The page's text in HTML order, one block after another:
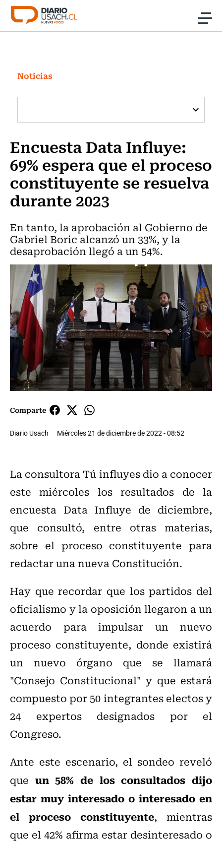
Click acá para ir directamente al contenido
Investigación
Cultura
Programas Radio y TV Usach
Noticias
Encuesta Data Influye:
69% espera que el proceso
constituyente se resuelva
durante 2023
En tanto, la aprobación al Gobierno de
Gabriel Boric alcanzó un 33%, y la
desaprobación llegó a un 54%.
Comparte
Diario Usach Miércoles 21 de diciembre de 2022 - 08:52
La consultora Tú influyes dio a conocer
este miércoles los resultados de la
encuesta Data Influye de diciembre,
que consultó, entre otras materias,
sobre el proceso constituyente para
redactar una nueva Constitución.
Hay que recordar que los partidos del
oficialismo y la oposición llegaron a un
acuerdo para impulsar un nuevo
proceso constituyente, donde existirá
un nuevo órgano que se llamará
"Consejo Constitucional" y que estará
compuesto por 50 integrantes electos y
24 expertos designados por el
Congreso.
Ante este escenario, el sondeo reveló
que un 58% de los consultados dijo
estar muy interesado o interesado en
el proceso constituyente, mientras
que el 42% afirma estar desinteresado o